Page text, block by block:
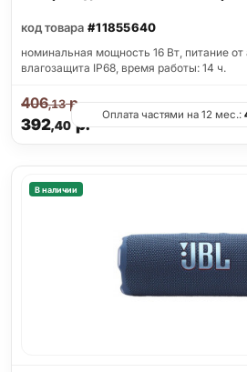
код товара #11855640
номинальная мощность 16 Вт, питание
влагозащита IP68, время работы: 14 ч.
392,40р.
406,13р.
Оплата частями на 12 мес.:
В наличии